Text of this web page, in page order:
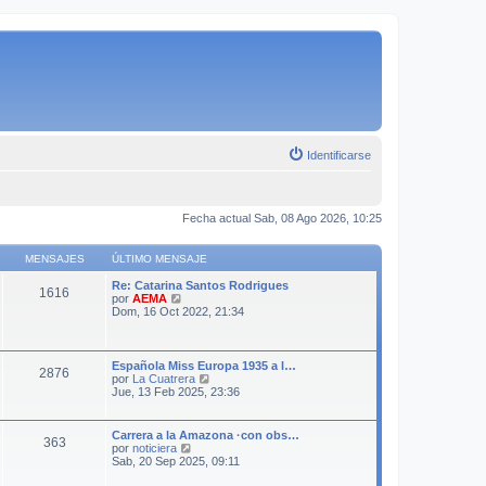
Identificarse
Fecha actual Sab, 08 Ago 2026, 10:25
MENSAJES ÚLTIMO MENSAJE
1616
Re: Catarina Santos Rodrigues
por AEMA
e
l
t
i
m
n
s
a
Dom, 16 Oct 2022, 21:34
2876
Española Miss Europa 1935 a l…
por La Cuatrera
e
t
i
m
Jue, 13 Feb 2025, 23:36
363
Carrera a la Amazona ·con obs…
por noticiera
e
Sab, 20 Sep 2025, 09:11